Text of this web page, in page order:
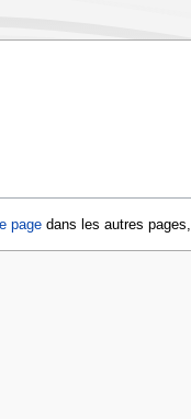
pagedans les autres pages,